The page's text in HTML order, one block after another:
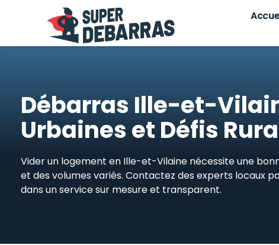
Débarras Ille-et-
Urbaines et Défis
Vider un logement en Ille-et-Vilaine nécessite une
et des volumes variés. Contactez des experts locaux
dans un service sur mesure et transparent.